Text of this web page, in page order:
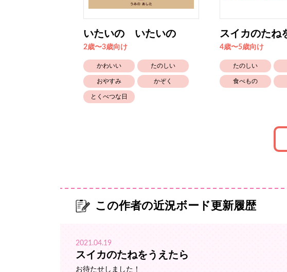
いたいの いたいの
2歳〜3歳向け
かわいい たのしい
おやすみ かぞく
とくべつな日
スイカのたね
4歳〜5歳向け
たのしい
食べもの
この作者の近況ボード更新履歴
2021.04.19
スイカのたねをうえたら
お待たせしました！